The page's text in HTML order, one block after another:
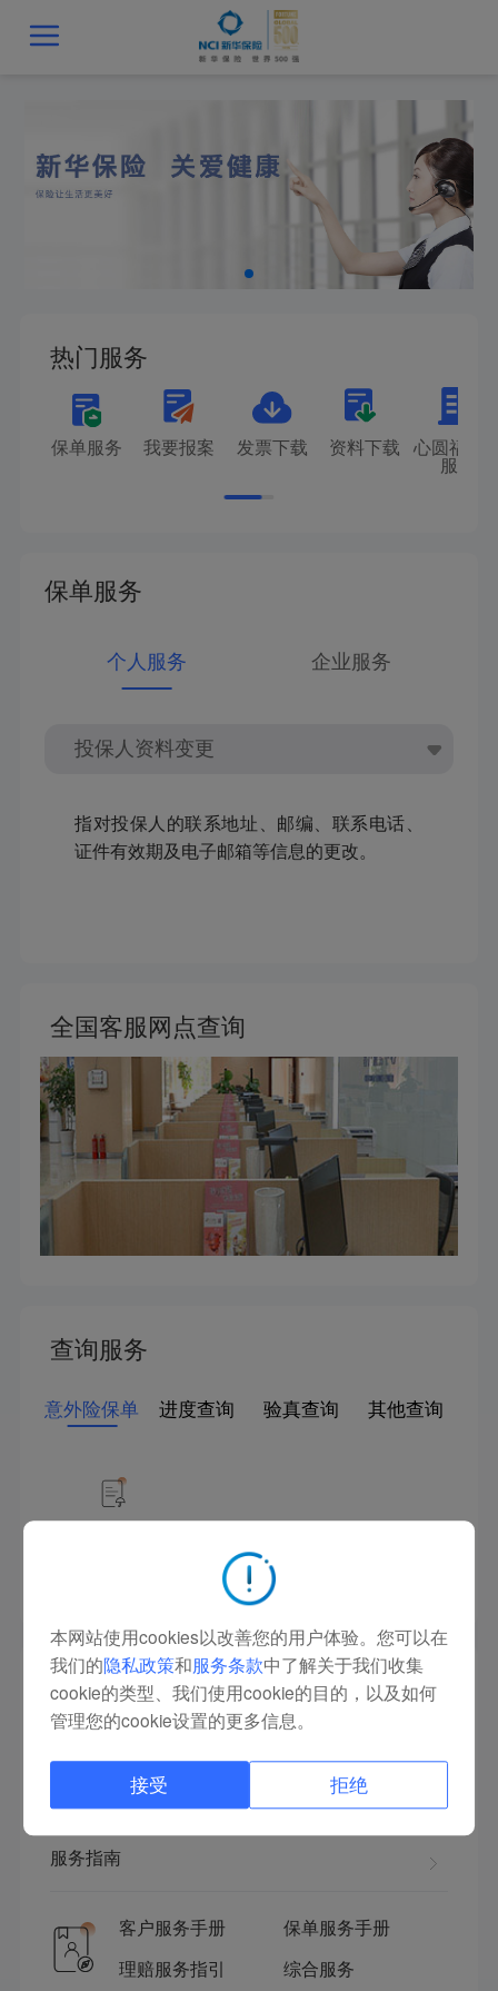
本网站使用cookies以改善您的用户体验。您可以在
我们的隐私政策和服务条款中了解关于我们收集
cookie的类型、我们使用cookie的目的，以及如何
管理您的cookie设置的更多信息。
接受 拒绝
热门服务
保单服务 我要报案 发票下载 资料下载 心圆福客
服务
保单服务
个人服务 企业服务
指对投保人的联系地址、邮编、联系电话、
证件有效期及电子邮箱等信息的更改。
全国客服网点查询
查询服务
意外险保单 进度查询 验真查询 其他查询
理赔服务
理赔查询及下载
服务指南
客户服务手册
保单服务手册
理赔服务指引
综合服务